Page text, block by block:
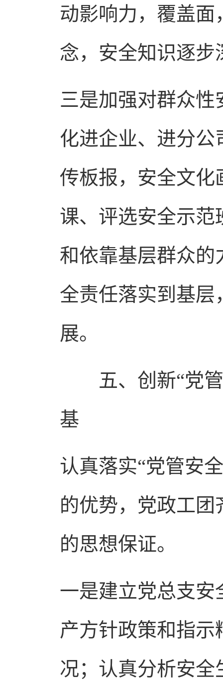
动影响力，覆盖
念，安全知识逐步
三是加强对群众
化进企业、进分
传板报，安全文
课、评选安全示
和依靠基层群众
全责任落实到基
展。
五、创新“党管
基
认真落实“党管安
的优势，党政工
的思想保证。
一是建立党总支
产方针政策和指
况；认真分析安